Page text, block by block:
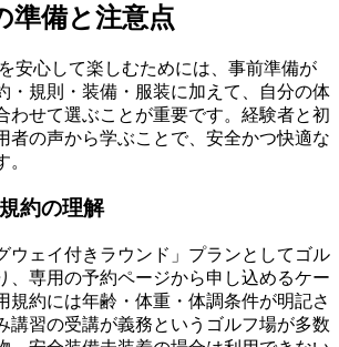
準備と注意点
安心して楽しむためには、事前準備が
・規則・装備・服装に加えて、自分の体
わせて選ぶことが重要です。経験者と初
者の声から学ぶことで、安全かつ快適な
約の理解
ウェイ付きラウンド」プランとしてゴル
、専用の予約ページから申し込めるケー
規約には年齢・体重・体調条件が明記さ
講習の受講が義務というゴルフ場が多数